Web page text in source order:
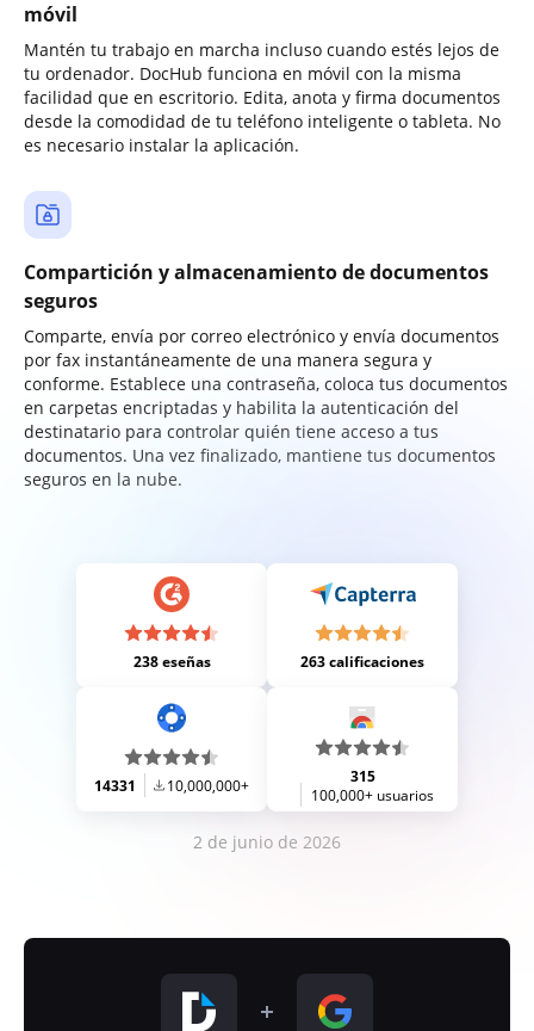
móvil
Mantén tu trabajo en marcha incluso cuando estés lejos de
tu ordenador. DocHub funciona en móvil con la misma
facilidad que en escritorio. Edita, anota y firma documentos
desde la comodidad de tu teléfono inteligente o tableta. No
es necesario instalar la aplicación.
Compartición y almacenamiento de documentos
seguros
Comparte, envía por correo electrónico y envía documentos
por fax instantáneamente de una manera segura y
conforme. Establece una contraseña, coloca tus documentos
en carpetas encriptadas y habilita la autenticación del
destinatario para controlar quién tiene acceso a tus
documentos. Una vez finalizado, mantiene tus documentos
seguros en la nube.
238 eseñas 263 calificaciones
14331 10,000,000+
315
100,000+ usuarios
2 de junio de 2026